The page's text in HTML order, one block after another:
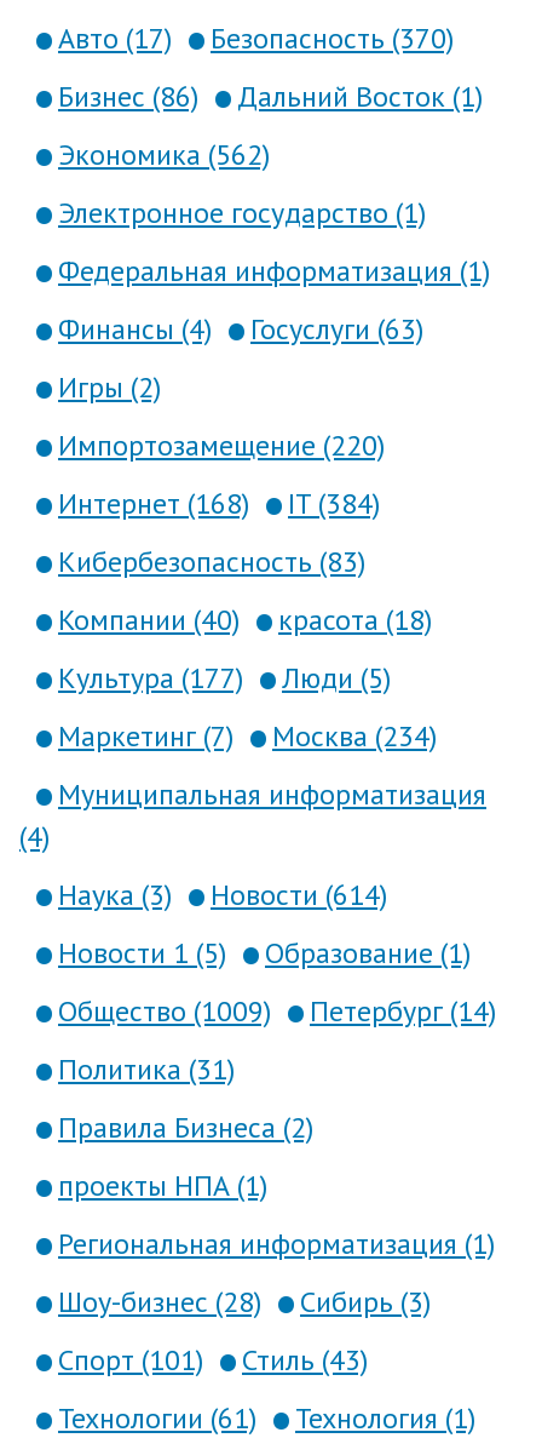
Авто (17)
Безопасность (370)
Бизнес (86)
Дальний Восток (1)
Экономика (562)
Электронное государство (1)
Федеральная информатизация (1)
Финансы (4)
Госуслуги (63)
Игры (2)
Импортозамещение (220)
Интернет (168)
IT (384)
Кибербезопасность (83)
Компании (40)
красота (18)
Культура (177)
Люди (5)
Маркетинг (7)
Москва (234)
Муниципальная информатизация
(4)
Наука (3)
Новости (614)
Новости 1 (5)
Образование (1)
Общество (1009)
Петербург (14)
Политика (31)
Правила Бизнеса (2)
проекты НПА (1)
Региональная информатизация (1)
Шоу-бизнес (28)
Сибирь (3)
Спорт (101)
Стиль (43)
Технологии (61)
Технология (1)